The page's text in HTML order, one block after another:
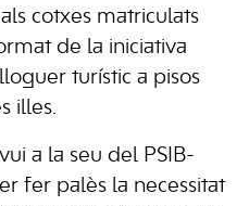
cotxes matriculats
de la iniciativa
turístic a pisos
illes.
a la seu del PSIB-
fer palès la necessitat